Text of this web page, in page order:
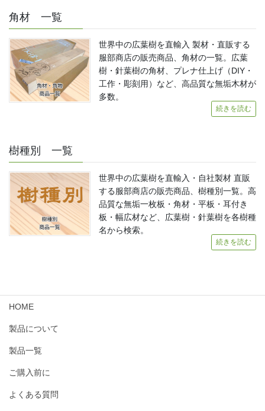
角材 一覧
世界中の広葉樹を直輸入 製材・直販する
服部商店の販売商品、角材の一覧。広葉
樹・針葉樹の角材、プレナ仕上げ（DIY・
工作・彫刻用）など、高品質な無垢木材が
多数。
続きを読む
樹種別 一覧
世界中の広葉樹を直輸入・自社製材 直販
する服部商店の販売商品、樹種別一覧。高
品質な無垢一枚板・角材・平板・耳付き
板・幅広材など、広葉樹・針葉樹を各樹種
名から検索。
続きを読む
HOME
製品について
製品一覧
ご購入前に
よくある質問